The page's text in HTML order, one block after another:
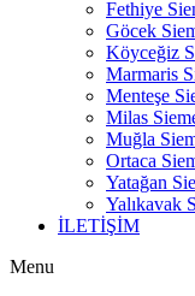
Fethiye
Göcek
Köyceğiz
Marmaris
Menteşe
Milas
Muğla
Ortaca
Yatağan
Yalıkavak
İLETİŞİM
Menu